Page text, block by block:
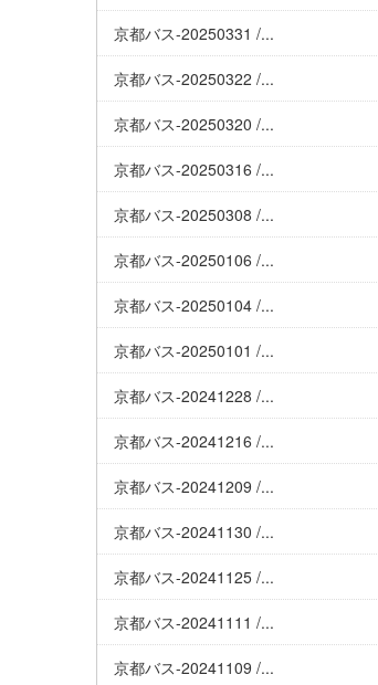
京都バス-20250331 /...
京都バス-20250322 /...
京都バス-20250320 /...
京都バス-20250316 /...
京都バス-20250308 /...
京都バス-20250106 /...
京都バス-20250104 /...
京都バス-20250101 /...
京都バス-20241228 /...
京都バス-20241216 /...
京都バス-20241209 /...
京都バス-20241130 /...
京都バス-20241125 /...
京都バス-20241111 /...
京都バス-20241109 /...